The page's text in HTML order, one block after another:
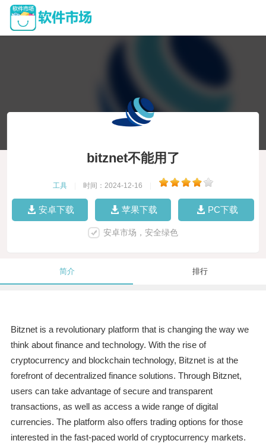
bitznet不能用了
工具 时间：2024-12-16
安卓下载 苹果下载 PC下载
安卓市场，安全绿色
简介 排行
Bitznet is a revolutionary platform that is changing the way we
think about finance and technology. With the rise of
cryptocurrency and blockchain technology, Bitznet is at the
forefront of decentralized finance solutions. Through Bitznet,
users can take advantage of secure and transparent
transactions, as well as access a wide range of digital
currencies. The platform also offers trading options for those
interested in the fast-paced world of cryptocurrency markets.